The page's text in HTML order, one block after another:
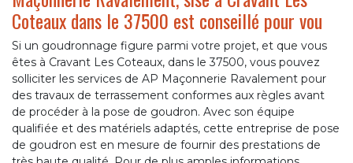
Coteaux dans le 37500 est conseillé pour vou
Si un goudronnage figure parmi votre projet, et que vous
êtes à Cravant Les Coteaux, dans le 37500, vous pouvez
solliciter les services de AP Maçonnerie Ravalement pour
des travaux de terrassement conformes aux règles avant
de procéder à la pose de goudron. Avec son équipe
qualifiée et des matériels adaptés, cette entreprise de pose
de goudron est en mesure de fournir des prestations de